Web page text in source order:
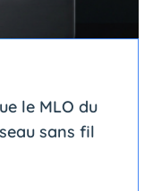
le MLO du
sans fil